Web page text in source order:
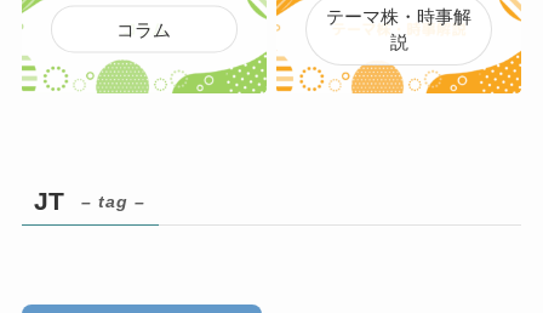
コラム
テーマ株・時事解
説
JT – tag –